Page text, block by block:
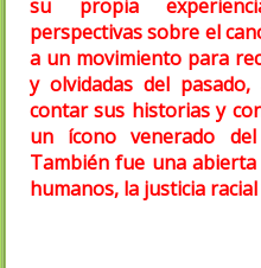
su propia
perspectivas sobre el
a un movimiento para
y olvidadas del
contar sus historias y
un ícono venerado
También fue una
humanos, la justicia racial